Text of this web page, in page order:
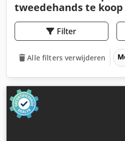
tweedehands te koop
Filter
Alle filters verwijderen